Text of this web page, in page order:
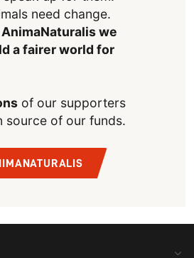
need change.
we
a fairer world for
of our supporters
source of our funds.